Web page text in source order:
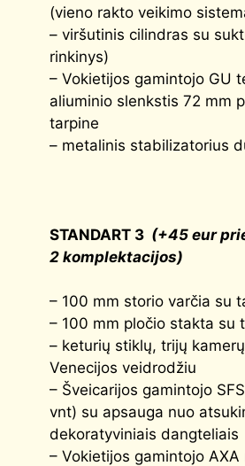
(vieno rakto veikimo
– viršutinis cilindras su
rinkinys)
– Vokietijos gamintojo GU
aliuminio slenkstis 72 mm
tarpine
– metalinis stabilizatorius
STANDART 3 (+45 eur
2 komplektacijos)
– 100 mm storio varčia su
– 100 mm pločio stakta su
– keturių stiklų, trijų
Venecijos veidrodžiu
– Šveicarijos gamintojo
vnt) su apsauga nuo
dekoratyviniais dangteliais
– Vokietijos gamintojo AXA